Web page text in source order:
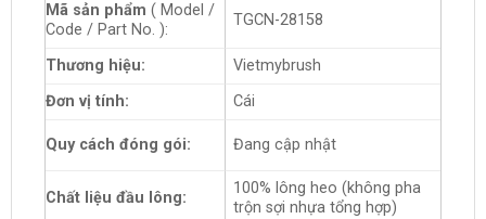
Mã sản phẩm ( Model /
Code / Part No. ):
TGCN-28158
Thương hiệu:
Vietmybrush
Đơn vị tính:
Cái
Quy cách đóng gói: Đang cập nhật
Chất liệu đầu lông:
100% lông heo (không pha
trộn sợi nhựa tổng hợp)